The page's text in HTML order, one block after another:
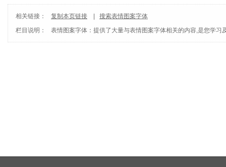
相关链接： 复制本页链接
搜索表情图案字体
栏目说明：
表情图案字体 ：提供了大量与表情图案字体相关的内容,是您学